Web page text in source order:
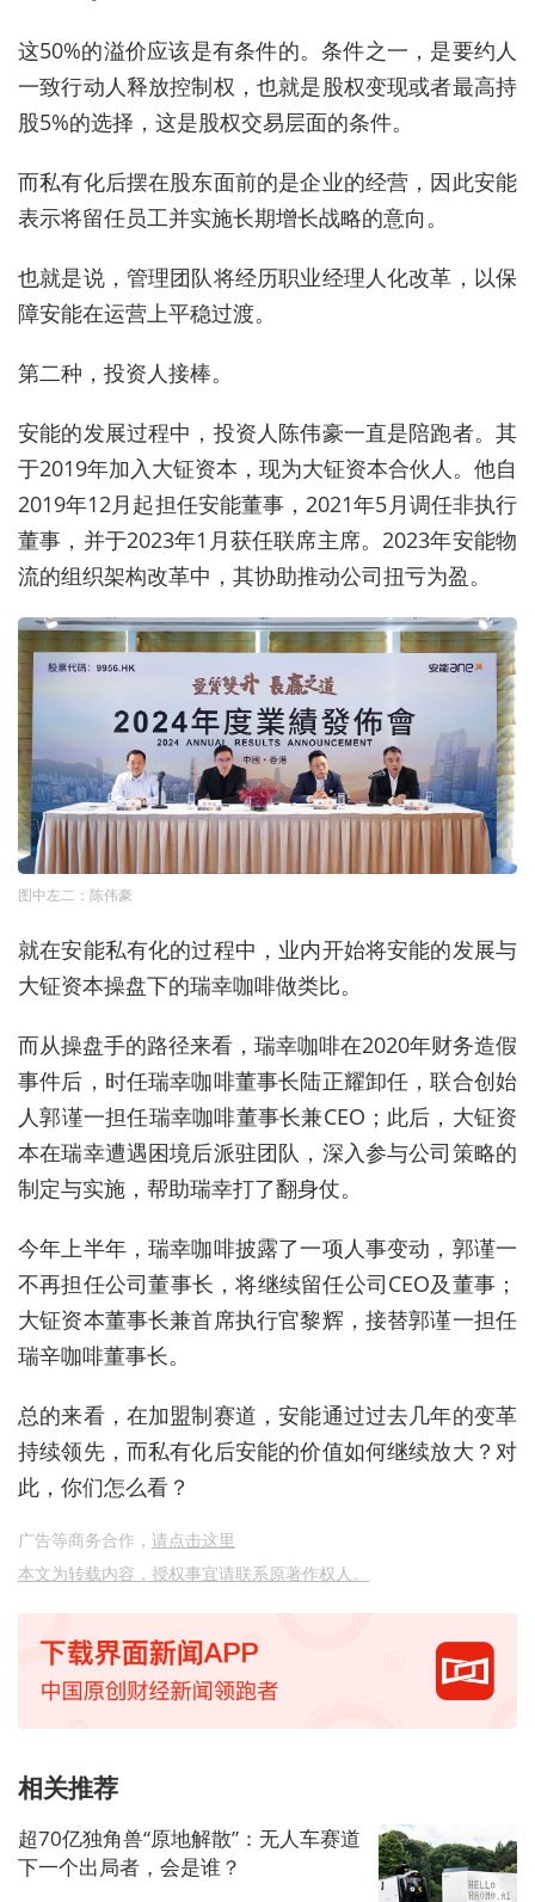
这50%的溢价应该是有条件的。条件之一，是要约人
一致行动人释放控制权，也就是股权变现或者最高持
股5%的选择，这是股权交易层面的条件。
而私有化后摆在股东面前的是企业的经营，因此安能
表示将留任员工并实施长期增长战略的意向。
也就是说，管理团队将经历职业经理人化改革，以保
障安能在运营上平稳过渡。
第二种，投资人接棒。
安能的发展过程中，投资人陈伟豪一直是陪跑者。其
于2019年加入大钲资本，现为大钲资本合伙人。他自
2019年12月起担任安能董事，2021年5月调任非执行
董事，并于2023年1月获任联席主席。2023年安能物
流的组织架构改革中，其协助推动公司扭亏为盈。
图中左二：陈伟豪
就在安能私有化的过程中，业内开始将安能的发展与
大钲资本操盘下的瑞幸咖啡做类比。
而从操盘手的路径来看，瑞幸咖啡在2020年财务造假
事件后，时任瑞幸咖啡董事长陆正耀卸任，联合创始
人郭谨一担任瑞幸咖啡董事长兼CEO；此后，大钲资
本在瑞幸遭遇困境后派驻团队，深入参与公司策略的
制定与实施，帮助瑞幸打了翻身仗。
今年上半年，瑞幸咖啡披露了一项人事变动，郭谨一
不再担任公司董事长，将继续留任公司CEO及董事；
大钲资本董事长兼首席执行官黎辉，接替郭谨一担任
瑞辛咖啡董事长。
总的来看，在加盟制赛道，安能通过过去几年的变革
持续领先，而私有化后安能的价值如何继续放大？对
此，你们怎么看？
广告等商务合作， 请点击这里
本文为转载内容，授权事宜请联系原著作权人。
相关推荐
超70亿独角兽“原地解散”：无人车赛道
下一个出局者，会是谁？